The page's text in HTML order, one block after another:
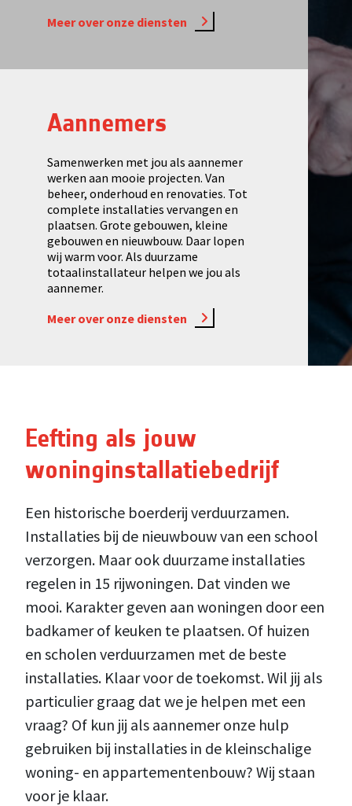
Meer over onze diensten
Aannemers
Samenwerken met jou als aannemer
werken aan mooie projecten. Van
beheer, onderhoud en renovaties. Tot
complete installaties vervangen en
plaatsen. Grote gebouwen, kleine
gebouwen en nieuwbouw. Daar lopen
wij warm voor. Als duurzame
totaalinstallateur helpen we jou als
aannemer.
Meer over onze diensten
Eefting als jouw
woninginstallatiebedrijf
Een historische boerderij verduurzamen.
Installaties bij de nieuwbouw van een school
verzorgen. Maar ook duurzame installaties
regelen in 15 rijwoningen. Dat vinden we
mooi. Karakter geven aan woningen door een
badkamer of keuken te plaatsen. Of huizen
en scholen verduurzamen met de beste
installaties. Klaar voor de toekomst. Wil jij als
particulier graag dat we je helpen met een
vraag? Of kun jij als aannemer onze hulp
gebruiken bij installaties in de kleinschalige
woning- en appartementenbouw? Wij staan
voor je klaar.